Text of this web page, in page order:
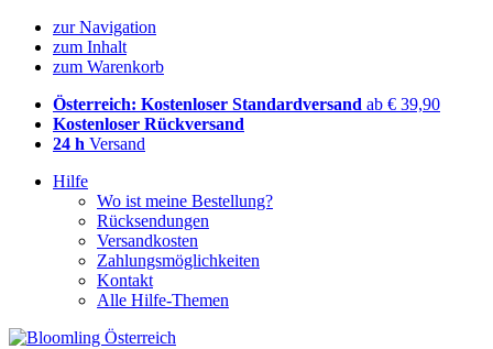
zur Navigation
zum Inhalt
zum Warenkorb
Österreich: Kostenloser Standardversand ab € 39,90
Kostenloser Rückversand
24 h Versand
Hilfe
Wo ist meine Bestellung?
Rücksendungen
Versandkosten
Zahlungsmöglichkeiten
Kontakt
Alle Hilfe-Themen